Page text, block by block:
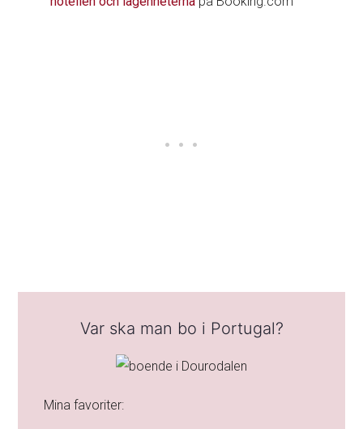
Var ska man bo i Portugal?
Mina favoriter: